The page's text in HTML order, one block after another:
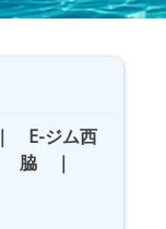
｜ E-ジム西
脇 ｜